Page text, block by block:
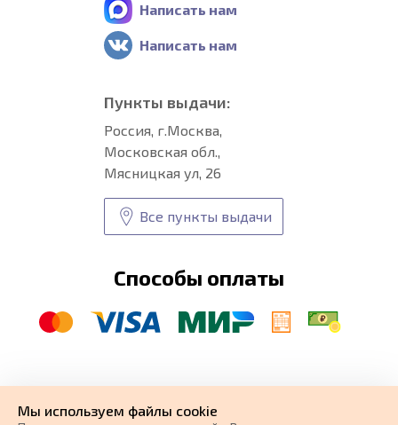
Написать нам
Написать нам
Пункты выдачи:
Россия, г.Москва,
Московская обл.,
Мясницкая ул, 26
Все пункты выдачи
Способы оплаты
автоковрики
Мы используем файлы cookie